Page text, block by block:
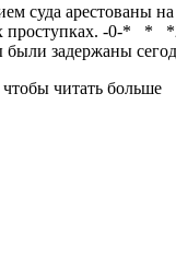
суда арестованы
проступках. -0-* *
задержаны
читать больше